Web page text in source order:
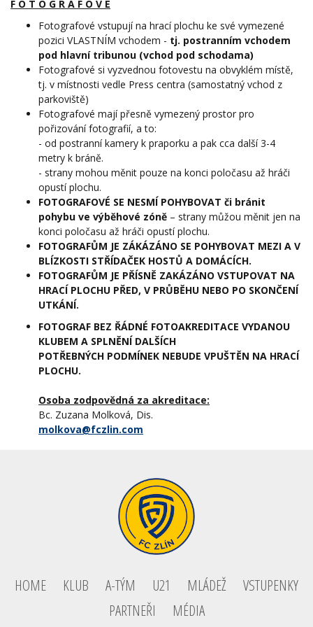
F O T O G R A F O V É
Fotografové vstupují na hrací plochu ke své vymezené
pozici VLASTNÍM vchodem - tj. postranním vchodem
pod hlavní tribunou (vchod pod schodama)
Fotografové si vyzvednou fotovestu na obvyklém místě,
tj. v místnosti vedle Press centra (samostatný vchod z
parkoviště)
Fotografové mají přesně vymezený prostor pro
pořizování fotografií, a to:
- od postranní kamery k praporku a pak cca další 3-4
metry k bráně.
- strany mohou měnit pouze na konci poločasu až hráči
opustí plochu.
FOTOGRAFOVÉ SE NESMÍ POHYBOVAT či bránit
pohybu ve výběhové zóně – strany můžou měnit jen na
konci poločasu až hráči opustí plochu.
FOTOGRAFŮM JE ZÁKÁZÁNO SE POHYBOVAT MEZI A V
BLÍZKOSTI STŘÍDAČEK HOSTŮ A DOMÁCÍCH.
FOTOGRAFŮM JE PŘÍSNĚ ZAKÁZÁNO VSTUPOVAT NA
HRACÍ PLOCHU PŘED, V PRŮBĚHU NEBO PO SKONČENÍ
UTKÁNÍ.
FOTOGRAF BEZ ŘÁDNÉ FOTOAKREDITACE VYDANOU
KLUBEM A SPLNĚNÍ DALŠÍCH
POTŘEBNÝCH PODMÍNEK NEBUDE VPUŠTĚN NA HRACÍ
PLOCHU.
Osoba zodpovědná za akreditace:
Bc. Zuzana Molková, Dis.
molkova@fczlin.com
HOME KLUB A-TÝM U21 MLÁDEŽ
VSTUPENKY
PARTNEŘI
MÉDIA